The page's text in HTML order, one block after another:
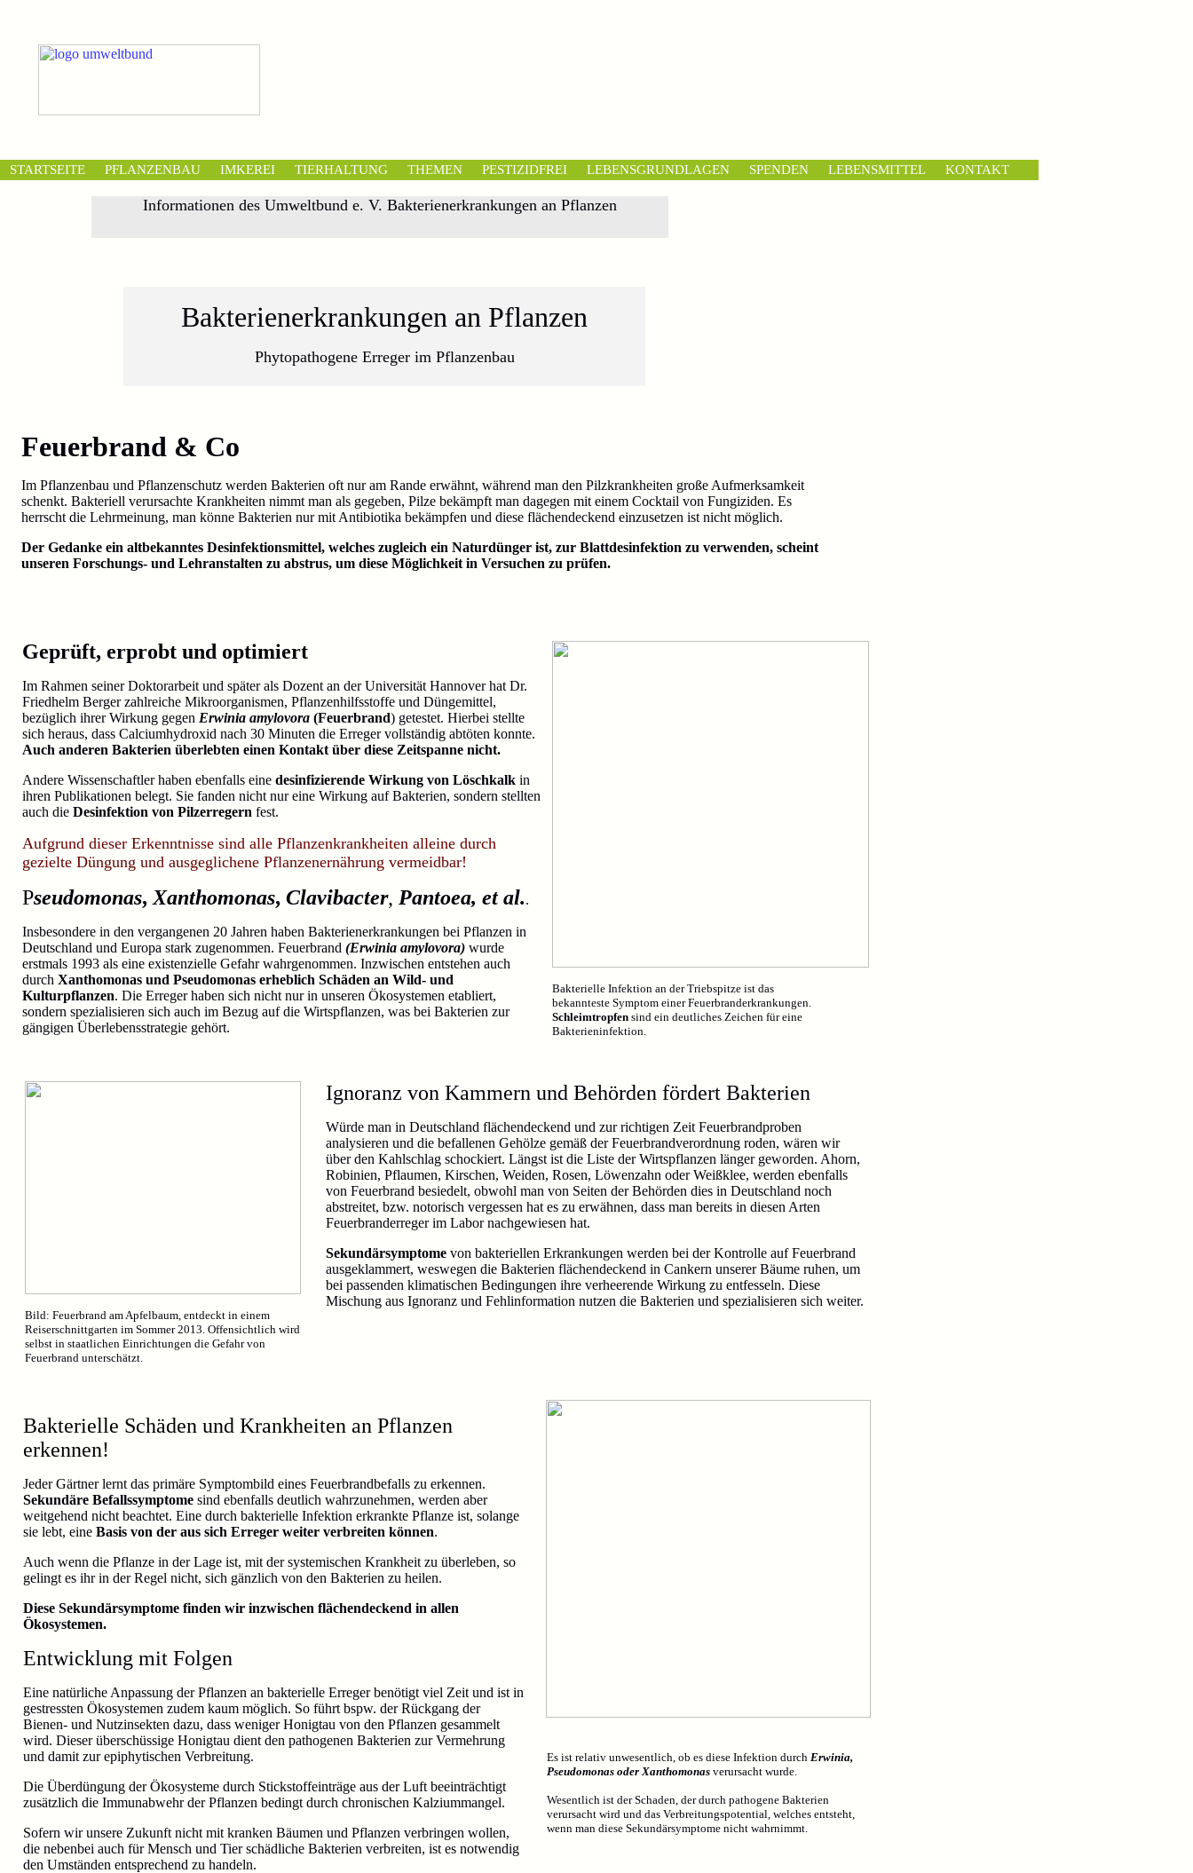
STARTSEITE PFLANZENBAU IMKEREI TIERHALTUNG THEMEN PESTIZIDFREI LEBENSGRUNDLAGEN SPENDEN LEBENSMITTEL KONTAKT
Bakterienerkrankungen an Pflanzen
Phytopathogene Erreger im Pflanzenbau
Ignoranz von Kammern und Behörden fördert Bakterien
Würde man in Deutschland flächendeckend und zur richtigen Zeit Feuerbrandproben
analysieren und die befallenen Gehölze gemäß der Feuerbrandverordnung roden, wären wir
über den Kahlschlag schockiert. Längst ist die Liste der Wirtspflanzen länger geworden. Ahorn,
Robinien, Pflaumen, Kirschen, Weiden, Rosen, Löwenzahn oder Weißklee, werden ebenfalls
von Feuerbrand besiedelt, obwohl man von Seiten der Behörden dies in Deutschland noch
abstreitet, bzw. notorisch vergessen hat es zu erwähnen, dass man bereits in diesen Arten
Feuerbranderreger im Labor nachgewiesen hat.
Sekundärsymptome von bakteriellen Erkrankungen werden bei der Kontrolle auf Feuerbrand
ausgeklammert, weswegen die Bakterien flächendeckend in Cankern unserer Bäume ruhen, um
bei passenden klimatischen Bedingungen ihre verheerende Wirkung zu entfesseln. Diese
Mischung aus Ignoranz und Fehlinformation nutzen die Bakterien und spezialisieren sich weiter.
Geprüft, erprobt und optimiert
Im Rahmen seiner Doktorarbeit und später als Dozent an der Universität Hannover hat Dr.
Friedhelm Berger zahlreiche Mikroorganismen, Pflanzenhilfsstoffe und Düngemittel,
bezüglich ihrer Wirkung gegen Erwinia amylovora (Feuerbrand) getestet. Hierbei stellte
sich heraus, dass Calciumhydroxid nach 30 Minuten die Erreger vollständig abtöten konnte.
Auch anderen Bakterien überlebten einen Kontakt über diese Zeitspanne nicht.
Andere Wissenschaftler haben ebenfalls eine desinfizierende Wirkung von Löschkalk in
ihren Publikationen belegt. Sie fanden nicht nur eine Wirkung auf Bakterien, sondern stellten
auch die Desinfektion von Pilzerregern fest.
Aufgrund dieser Erkenntnisse sind alle Pflanzenkrankheiten alleine durch
gezielte Düngung und ausgeglichene Pflanzenernährung vermeidbar!
Pseudomonas, Xanthomonas, Clavibacter, Pantoea, et al..
Insbesondere in den vergangenen 20 Jahren haben Bakterienerkrankungen bei Pflanzen in
Deutschland und Europa stark zugenommen. Feuerbrand (Erwinia amylovora) wurde
erstmals 1993 als eine existenzielle Gefahr wahrgenommen. Inzwischen entstehen auch
durch Xanthomonas und Pseudomonas erheblich Schäden an Wild- und
Kulturpflanzen. Die Erreger haben sich nicht nur in unseren Ökosystemen etabliert,
sondern spezialisieren sich auch im Bezug auf die Wirtspflanzen, was bei Bakterien zur
gängigen Überlebensstrategie gehört.
Bakterielle Schäden und Krankheiten an Pflanzen
erkennen!
Jeder Gärtner lernt das primäre Symptombild eines Feuerbrandbefalls zu erkennen.
Sekundäre Befallssymptome sind ebenfalls deutlich wahrzunehmen, werden aber
weitgehend nicht beachtet. Eine durch bakterielle Infektion erkrankte Pflanze ist, solange
sie lebt, eine Basis von der aus sich Erreger weiter verbreiten können.
Auch wenn die Pflanze in der Lage ist, mit der systemischen Krankheit zu überleben, so
gelingt es ihr in der Regel nicht, sich gänzlich von den Bakterien zu heilen.
Diese Sekundärsymptome finden wir inzwischen flächendeckend in allen
Ökosystemen.
Entwicklung mit Folgen
Eine natürliche Anpassung der Pflanzen an bakterielle Erreger benötigt viel Zeit und ist in
gestressten Ökosystemen zudem kaum möglich. So führt bspw. der Rückgang der
Bienen- und Nutzinsekten dazu, dass weniger Honigtau von den Pflanzen gesammelt
wird. Dieser überschüssige Honigtau dient den pathogenen Bakterien zur Vermehrung
und damit zur epiphytischen Verbreitung.
Die Überdüngung der Ökosysteme durch Stickstoffeinträge aus der Luft beeinträchtigt
zusätzlich die Immunabwehr der Pflanzen bedingt durch chronischen Kalziummangel.
Sofern wir unsere Zukunft nicht mit kranken Bäumen und Pflanzen verbringen wollen,
die nebenbei auch für Mensch und Tier schädliche Bakterien verbreiten, ist es notwendig
den Umständen entsprechend zu handeln.
Bakterielle Infektion an der Triebspitze ist das
bekannteste Symptom einer Feuerbranderkrankungen.
Schleimtropfen sind ein deutliches Zeichen für eine
Bakterieninfektion.
Bild: Feuerbrand am Apfelbaum, entdeckt in einem
Reiserschnittgarten im Sommer 2013. Offensichtlich wird
selbst in staatlichen Einrichtungen die Gefahr von
Feuerbrand unterschätzt.
Es ist relativ unwesentlich, ob es diese Infektion durch Erwinia,
Pseudomonas oder Xanthomonas verursacht wurde.
Wesentlich ist der Schaden, der durch pathogene Bakterien
verursacht wird und das Verbreitungspotential, welches entsteht,
wenn man diese Sekundärsymptome nicht wahrnimmt.
Feuerbrand & Co
Im Pflanzenbau und Pflanzenschutz werden Bakterien oft nur am Rande erwähnt, während man den Pilzkrankheiten große Aufmerksamkeit
schenkt. Bakteriell verursachte Krankheiten nimmt man als gegeben, Pilze bekämpft man dagegen mit einem Cocktail von Fungiziden. Es
herrscht die Lehrmeinung, man könne Bakterien nur mit Antibiotika bekämpfen und diese flächendeckend einzusetzen ist nicht möglich.
Der Gedanke ein altbekanntes Desinfektionsmittel, welches zugleich ein Naturdünger ist, zur Blattdesinfektion zu verwenden, scheint
unseren Forschungs- und Lehranstalten zu abstrus, um diese Möglichkeit in Versuchen zu prüfen.
Informationen des Umweltbund e. V. Bakterienerkrankungen an Pflanzen